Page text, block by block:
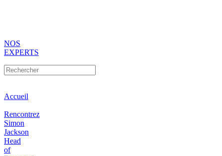
NOS
EXPERTS
Accueil
Rencontrez
Simon
Jackson
Head
of